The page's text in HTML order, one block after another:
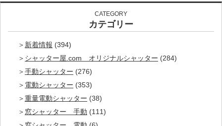
CATEGORY
カテゴリー
新着情報 (394)
シャッター屋.com オリジナルシャッター (284)
手動シャッター (276)
電動シャッター (353)
重量電動シャッター (38)
窓シャッター 手動 (111)